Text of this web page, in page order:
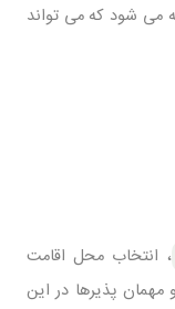
می‌ شود که می‌ تواند
، انتخاب محل اقامت
‌پذیرها در این